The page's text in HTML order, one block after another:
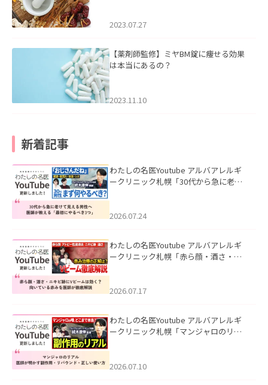
2023.07.27
【薬剤師監修】ミヤBM錠に痩せる効果
は本当にあるの？
2023.11.10
新着記事
わたしの名医Youtube アルバアレルギ
ークリニック札幌「30代から急に老け
た。
2026.07.24
わたしの名医Youtube アルバアレルギ
ークリニック札幌「赤ら顔・酒さ・ニ
した。
2026.07.17
わたしの名医Youtube アルバアレルギ
ークリニック札幌「マンジャロのリア
た。
2026.07.10